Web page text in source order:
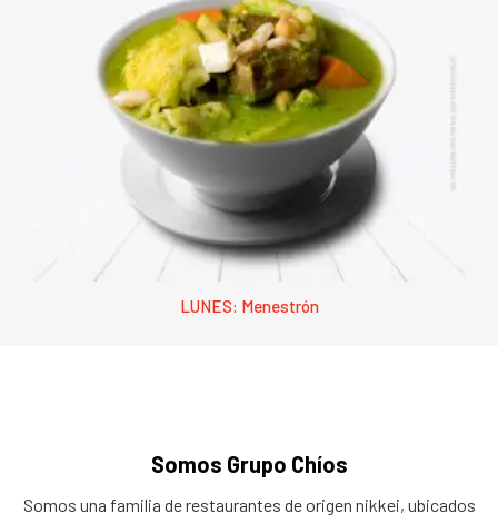
LUNES: Menestrón
Somos Grupo Chíos
Somos una familia de restaurantes de origen nikkei, ubicados